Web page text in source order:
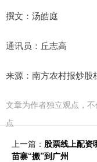
撰文：汤皓庭
通讯员：丘志高
来源：南方农村报炒股
文章为作者独立观点，
点
上一篇： 股票线上配资
苗寨“搬”到广州